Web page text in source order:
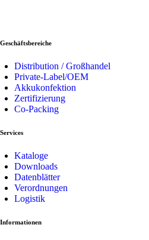
Geschäftsbereiche
Distribution / Großhandel
Private-Label/OEM
Akkukonfektion
Zertifizierung
Co-Packing
Services
Kataloge
Downloads
Datenblätter
Verordnungen
Logistik
Informationen